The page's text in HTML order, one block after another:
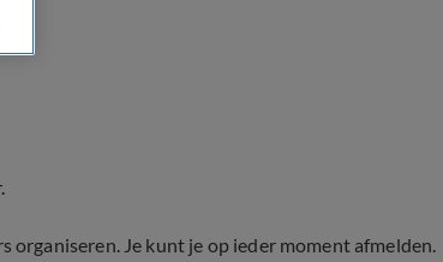
Je kunt je op ieder moment afmelden.